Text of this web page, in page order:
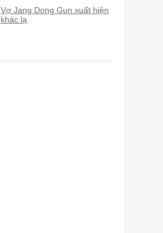
Vợ Jang Dong Gun xuất hiện
khác lạ